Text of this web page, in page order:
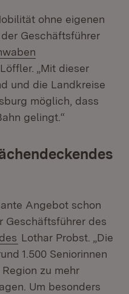
ohne eigenen
Geschäftsführer
neuem Fenster)
„Mit dieser
und die Landkreise
möglich, dass
gelingt.“
Angebot schon
Geschäftsführer des
(Öffnet in neuem
Lothar Probst. „Die
1.500 Seniorinnen
zu mehr
Um besonders